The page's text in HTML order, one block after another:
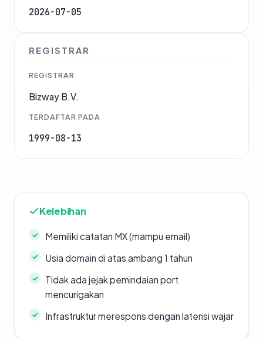
2026-07-05
REGISTRAR
REGISTRAR
Bizway B.V.
TERDAFTAR PADA
1999-08-13
Kelebihan
Memiliki catatan MX (mampu email)
Usia domain di atas ambang 1 tahun
Tidak ada jejak pemindaian port
mencurigakan
Infrastruktur merespons dengan latensi wajar